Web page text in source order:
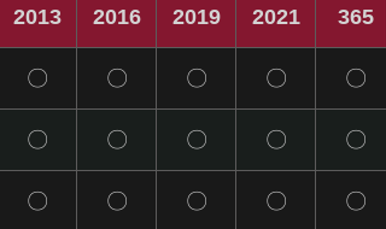
2013
2016
2019
2021
365
〇 〇 〇 〇 〇
〇 〇 〇 〇 〇
〇 〇 〇 〇 〇